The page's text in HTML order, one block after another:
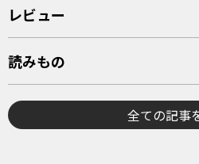
レビュー
読みもの
全ての記事